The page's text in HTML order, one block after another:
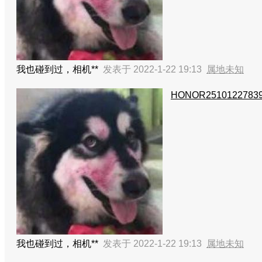
我也碰到过，相机** 发表于 2022-1-22 19:13 属地未知
我也碰到过，相机** 发表于 2022-1-22 19:13 属地未知